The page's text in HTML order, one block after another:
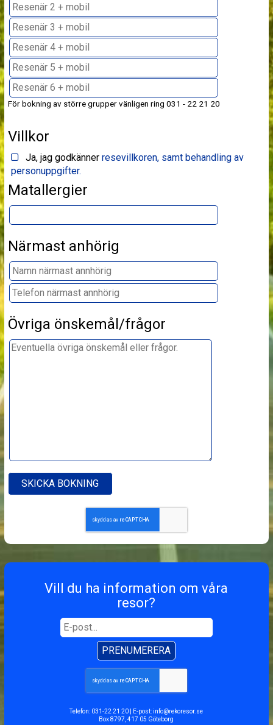
För bokning av större grupper vänligen ring 031 - 22 21 20
Villkor
Ja, jag godkänner resevillkoren, samt behandling av
personuppgifter.
Matallergier
Närmast anhörig
Övriga önskemål/frågor
Vill du ha information om våra
resor?
PRENUMERERA
Telefon: 031-22 21 20 | E-post:info@rekoresor.se
Box 8797, 417 05 Göteborg